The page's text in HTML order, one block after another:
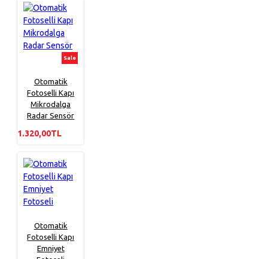
Sale
Otomatik
Fotoselli Kapı
Mikrodalga
Radar Sensör
1.320,00TL
Otomatik
Fotoselli Kapı
Emniyet